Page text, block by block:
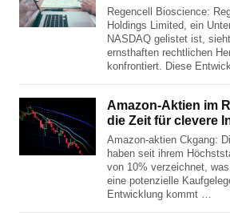
Regencell Bioscience:
Holdings Limited, ein
NASDAQ gelistet ist,
ernsthaften rechtlichen
konfrontiert. Diese
Amazon-Aktien im
die Zeit für clevere
Amazon-aktien Ckgang:
haben seit ihrem
von 10% verzeichnet,
eine potenzielle
Entwicklung kommt …